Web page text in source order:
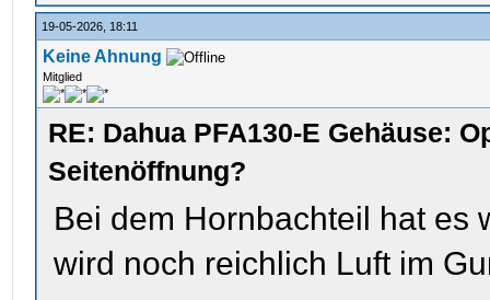
19-05-2026, 18:11
Keine Ahnung
Mitglied
RE: Dahua PFA130-E Gehäuse:
Seitenöffnung?
Bei dem Hornbachteil hat es
wird noch reichlich Luft im